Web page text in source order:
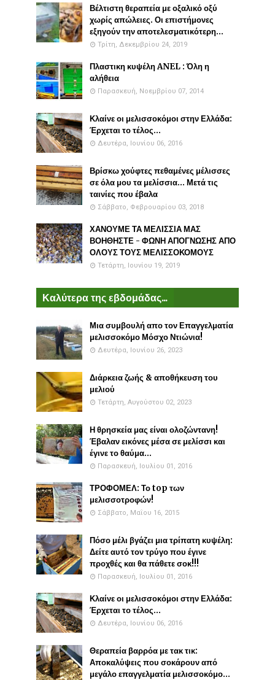
Βέλτιστη θεραπεία με οξαλικό οξύ
χωρίς απώλειες. Οι επιστήμονες
εξηγούν την αποτελεσματικότερη...
Τρίτη, Δεκεμβρίου 24, 2019
Πλαστικη κυψέλη ANEL : Όλη η
αλήθεια
Παρασκευή, Νοεμβρίου 07, 2014
Κλαίνε οι μελισσοκόμοι στην Ελλάδα:
Έρχεται το τέλος...
Δευτέρα, Ιουνίου 06, 2016
Βρίσκω χούφτες πεθαμένες μέλισσες
σε όλα μου τα μελίσσια... Μετά τις
ταινίες που έβαλα
Σάββατο, Φεβρουαρίου 03, 2018
ΧΑΝΟΥΜΕ ΤΑ ΜΕΛΙΣΣΙΑ ΜΑΣ
ΒΟΗΘΗΣΤΕ - ΦΩΝΗ ΑΠΟΓΝΩΣΗΣ ΑΠΟ
ΟΛΟΥΣ ΤΟΥΣ ΜΕΛΙΣΣΟΚΟΜΟΥΣ
Τετάρτη, Ιουνίου 19, 2019
Καλύτερα της εβδομάδας...
Μια συμβουλή απο τον Επαγγελματία
μελισσοκόμο Μόσχο Ντιώνια!
Δευτέρα, Ιουνίου 26, 2023
Διάρκεια ζωής & αποθήκευση του
μελιού
Τετάρτη, Αυγούστου 02, 2023
Η θρησκεία μας είναι ολοζώντανη!
Έβαλαν εικόνες μέσα σε μελίσσι και
έγινε το θαύμα...
Παρασκευή, Ιουλίου 01, 2016
ΤΡΟΦΟΜΕΛ: Το top των
μελισσοτροφών!
Σάββατο, Μαΐου 16, 2015
Πόσο μέλι βγάζει μια τρίπατη κυψέλη:
Δείτε αυτό τον τρύγο που έγινε
προχθές και θα πάθετε σοκ!!!
Παρασκευή, Ιουλίου 01, 2016
Κλαίνε οι μελισσοκόμοι στην Ελλάδα:
Έρχεται το τέλος...
Δευτέρα, Ιουνίου 06, 2016
Θεραπεία βαρρόα με τακ τικ:
Αποκαλύψεις που σοκάρουν από
μεγάλο επαγγελματία μελισσοκόμο...